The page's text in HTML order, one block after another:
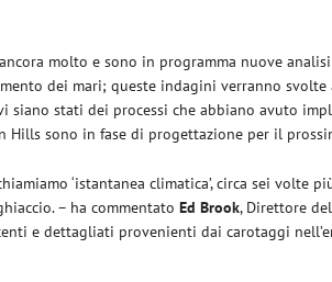
molto e sono in programma nuove
dei mari; queste indagini verranno svolte
siano stati dei processi che abbiano avuto
Hills sono in fase di progettazione per il
‘istantanea climatica’, circa sei volte
– ha commentatoEd Brook, Direttore
e dettagliati provenienti dai carotaggi